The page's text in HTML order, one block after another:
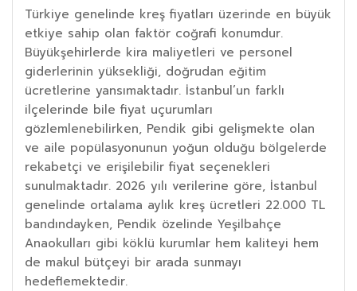
Türkiye genelinde kreş fiyatları üzerinde en büyük
etkiye sahip olan faktör coğrafi konumdur.
Büyükşehirlerde kira maliyetleri ve personel
giderlerinin yüksekliği, doğrudan eğitim
ücretlerine yansımaktadır. İstanbul’un farklı
ilçelerinde bile fiyat uçurumları
gözlemlenebilirken, Pendik gibi gelişmekte olan
ve aile popülasyonunun yoğun olduğu bölgelerde
rekabetçi ve erişilebilir fiyat seçenekleri
sunulmaktadır. 2026 yılı verilerine göre, İstanbul
genelinde ortalama aylık kreş ücretleri 22.000 TL
bandındayken, Pendik özelinde Yeşilbahçe
Anaokulları gibi köklü kurumlar hem kaliteyi hem
de makul bütçeyi bir arada sunmayı
hedeflemektedir.